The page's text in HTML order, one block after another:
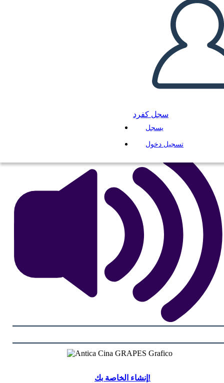
سجل كفرد
يسجل
تسجيل دخول
Antica Cina GRAPES
انسخ هذه القصة المصورة
اقرأ لي
إنشاء الخاصة بك!